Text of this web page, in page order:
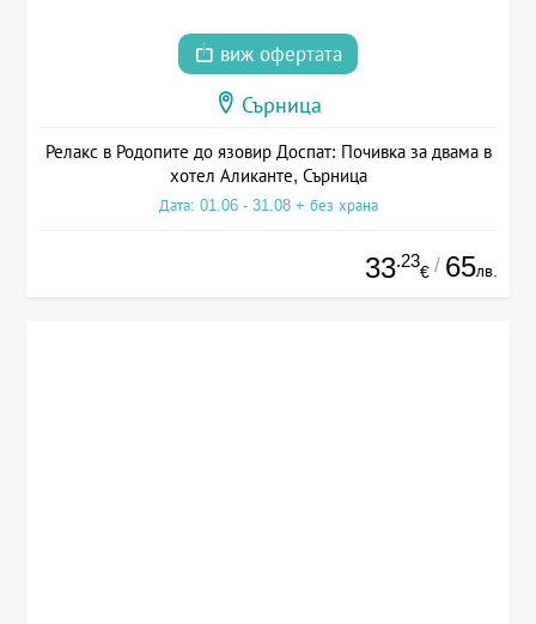
виж офертата
Сърница
Релакс в Родопите до язовир Доспат: Почивка за двама в
хотел Аликанте, Сърница
Дата: 01.06 - 31.08 + без храна
33.23
€ / 65лв.